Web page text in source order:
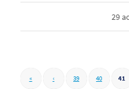
29
« ‹ 39 40 41